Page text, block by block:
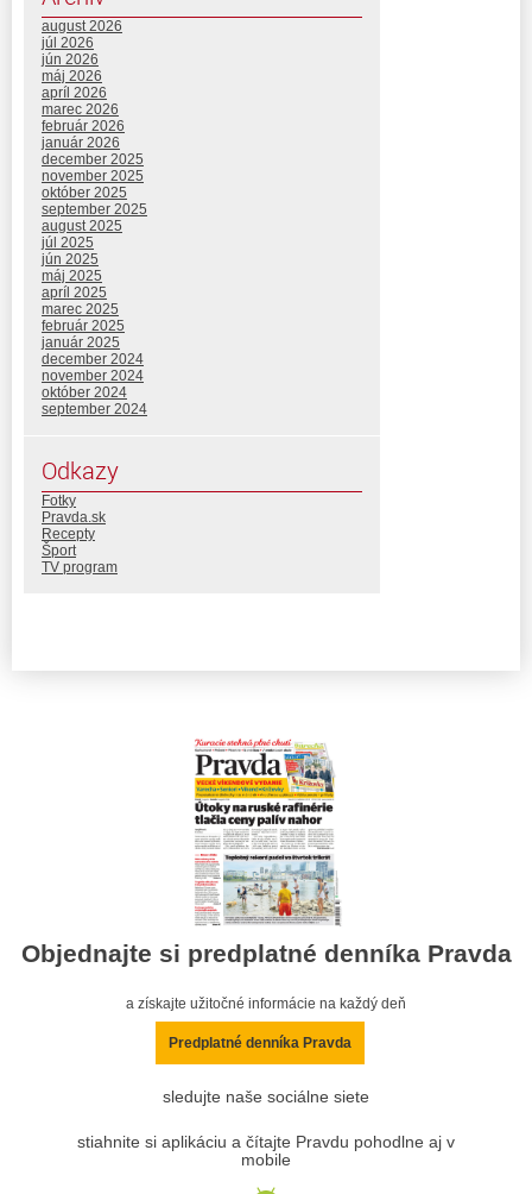
august 2026
júl 2026
jún 2026
máj 2026
apríl 2026
marec 2026
február 2026
január 2026
december 2025
november 2025
október 2025
september 2025
august 2025
júl 2025
jún 2025
máj 2025
apríl 2025
marec 2025
február 2025
január 2025
december 2024
november 2024
október 2024
september 2024
Odkazy
Fotky
Pravda.sk
Recepty
Šport
TV program
Objednajte si predplatné denníka Pravda
a získajte užitočné informácie na každý deň
Predplatné denníka Pravda
sledujte naše sociálne siete
stiahnite si aplikáciu a čítajte Pravdu pohodlne aj v
mobile